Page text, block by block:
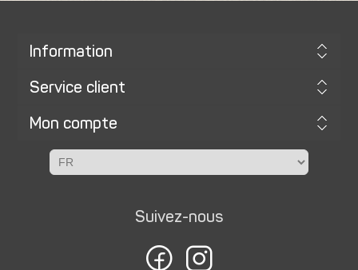
Information
Service client
Mon compte
Suivez-nous